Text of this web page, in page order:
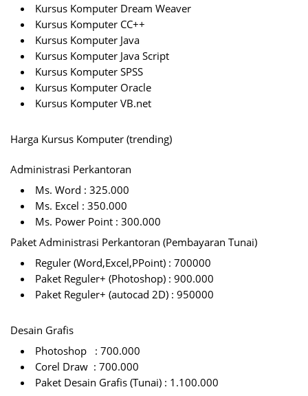
Kursus Komputer Dream Weaver
Kursus Komputer CC++
Kursus Komputer Java
Kursus Komputer Java Script
Kursus Komputer SPSS
Kursus Komputer Oracle
Kursus Komputer VB.net
Harga Kursus Komputer (trending)
Administrasi Perkantoran
Ms. Word : 325.000
Ms. Excel : 350.000
Ms. Power Point : 300.000
Paket Administrasi Perkantoran (Pembayaran Tunai)
Reguler (Word,Excel,PPoint) : 700000
Paket Reguler+ (Photoshop) : 900.000
Paket Reguler+ (autocad 2D) : 950000
Desain Grafis
Photoshop : 700.000
Corel Draw : 700.000
Paket Desain Grafis (Tunai) : 1.100.000